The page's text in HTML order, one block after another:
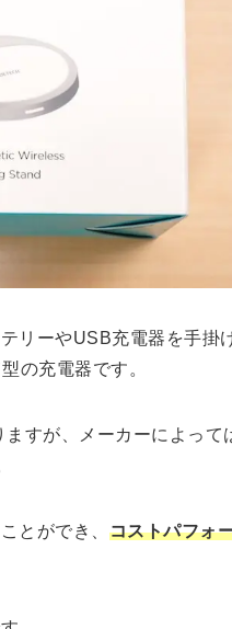
リーやUSB充電器を手掛
の充電器です。
すが、メーカーによって
とができ、 コストパフォ